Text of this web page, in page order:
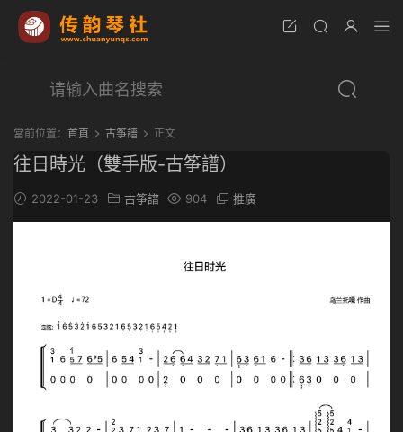
當前位置： 首頁 古筝譜 正文
往日時光（雙手版-古筝譜）
2022-01-23 古筝譜 904 推廣